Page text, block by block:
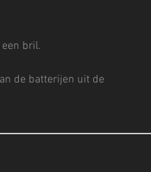
bril.
de batterijen uit de